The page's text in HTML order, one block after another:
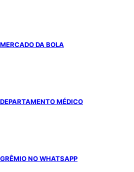
MERCADO DA BOLA
DEPARTAMENTO MÉDICO
GRÊMIO NO WHATSAPP